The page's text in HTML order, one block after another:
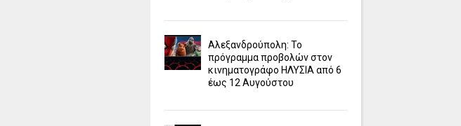
Αλεξανδρούπολη: Το
πρόγραμμα προβολών στον
κινηματογράφο ΗΛΥΣΙΑ από 6
έως 12 Αυγούστου